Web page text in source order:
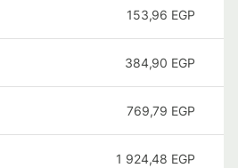
153,96 EGP
384,90 EGP
769,79 EGP
1 924,48 EGP